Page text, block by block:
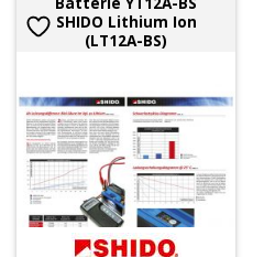
SHIDO Lithium Ion
(LT12A-BS)